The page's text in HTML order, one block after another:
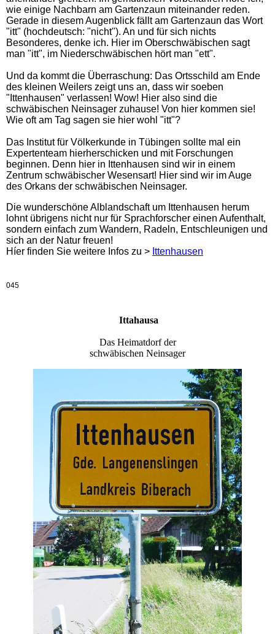
wie einige Nachbarn am Gartenzaun miteinander reden.
Gerade in diesem Augenblick fällt am Gartenzaun das Wort
"itt" (hochdeutsch: "nicht"). An und für sich nichts
Besonderes, denke ich. Hier im Oberschwäbischen sagt
man "itt", im Niederschwäbischen hört man "ett".
Und da kommt die Überraschung: Das Ortsschild am Ende
des kleinen Weilers zeigt uns an, dass wir soeben
"Ittenhausen" verlassen! Wow! Hier also sind die
schwäbischen Neinsager zuhause! Von hier kommen sie!
Wie oft am Tag sagen sie hier wohl "itt"?
Das Institut für Völkerkunde in Tübingen sollte mal ein
Expertenteam hierherschicken und mit Forschungen
beginnen. Denn hier in Ittenhausen sind wir in einem
Zentrum schwäbischer Wesensart! Hier sind wir im Auge
des Orkans der schwäbischen Neinsager.
Die wunderschöne Alblandschaft um Ittenhausen herum
lohnt übrigens nicht nur für Sprachforscher einen Aufenthalt,
sondern einfach zum Wandern, Radeln, Entschleunigen und
sich an der Natur freuen!
Híer finden Sie weitere Infos zu > Ittenhausen
045
Ittahausa
Das Heimatdorf der
schwäbischen Neinsager